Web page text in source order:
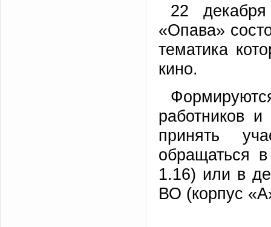
22
«Опава»
тематика
кино.
работников
принять
обращаться
1.16) или в
ВО (корпус